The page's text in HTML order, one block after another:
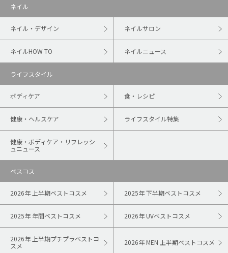
ネイル
ネイル・デザイン ネイルサロン
ネイルHOW TO ネイルニュース
ライフスタイル
ボディケア 食・レシピ
健康・ヘルスケア ライフスタイル特集
健康・ボディケア・リフレッシ
ュニュース
ベスコス
2026年 上半期ベストコスメ 2025年 下半期ベストコスメ
2025年 年間ベストコスメ 2026年 UVベストコスメ
2026年 上半期プチプラベストコ
スメ
2026年 MEN 上半期ベストコスメ